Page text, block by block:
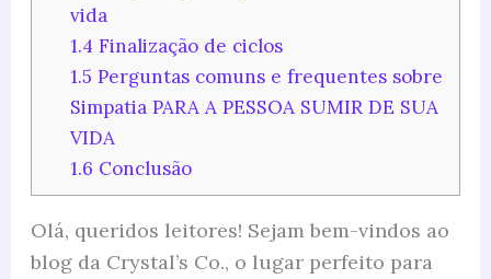
vida
1.4 Finalização de ciclos
1.5 Perguntas comuns e frequentes sobre
Simpatia PARA A PESSOA SUMIR DE SUA
VIDA
1.6 Conclusão
Olá, queridos leitores! Sejam bem-vindos ao
blog da Crystal’s Co., o lugar perfeito para